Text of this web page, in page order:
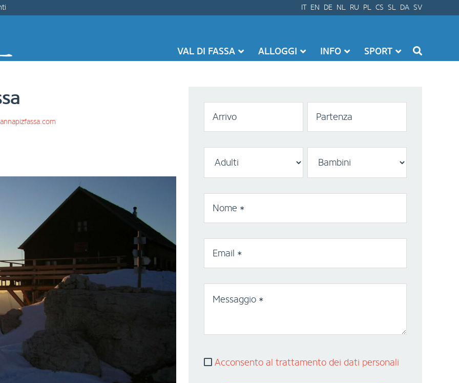
IT EN DE NL RU PL CS SL DA SV
VAL DI FASSA ALLOGGI INFO SPORT
Arrivo Partenza
Nome *
Email *
Messaggio *
Acconsento al trattamento dei dati personali